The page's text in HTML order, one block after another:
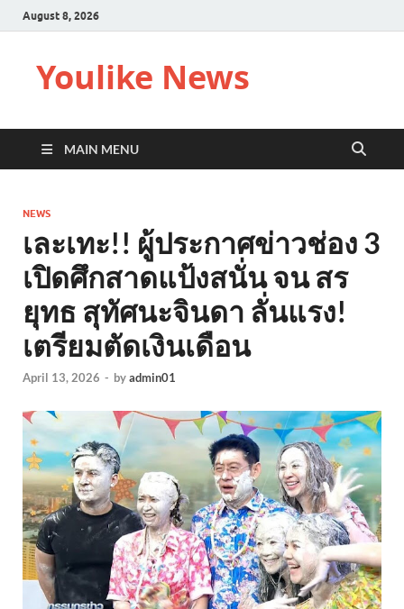
August 8, 2026
Youlike News
MAIN MENU
NEWS
เละเทะ!! ผู้ประกาศข่าวช่อง 3
เปิดศึกสาดแป้งสนั่น จน สร
ยุทธ สุทัศนะจินดา ลั่นแรง!
เตรียมตัดเงินเดือน
April 13, 2026 - byadmin01